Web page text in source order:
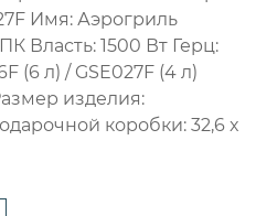
Имя: Аэрогриль
Власть: 1500 Вт Герц:
(6 л) / GSE027F (4 л)
изделия:
коробки: 32,6 x